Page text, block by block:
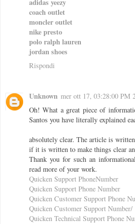
adidas yeezy
coach outlet
moncler outlet
nike presto
polo ralph lauren
jordan shoes
Rispondi
Unknown mer ott 17, 03:28:00 PM
Oh! What a great piece of
Santos you have literally explained
absolutely clear. The article is
if it is written to make things clear
Thank you for such an
read more of your work.
Quicken Support PhoneNumber
Quicken Support Phone Number
Quicken Customer Support Phone
Quicken Customer Support Number/
Quicken Technical Support Phone